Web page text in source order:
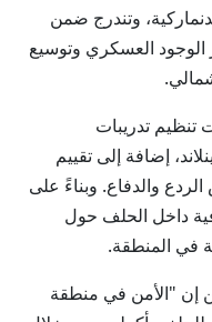
وتندرج ضمن
الوجود العسكري وتوسيع
تنظيم تدريبات
إضافة إلى تقييم
والدفاع. وبناءً على
داخل الحلف حول
في المنطقة.
إن "الأمن في منطقة